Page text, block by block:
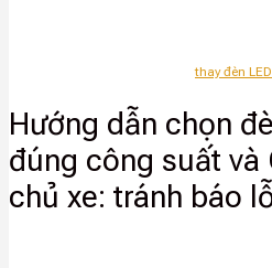
thay đèn
Hướng dẫn chọn
đúng công suất và
chủ xe: tránh báo